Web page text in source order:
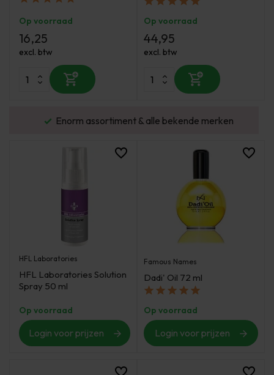
Op voorraad
16,25
excl. btw
Op voorraad
44,95
excl. btw
Enorm assortiment & alle bekende merken
HFL Laboratories
HFL Laboratories Solution
Spray 50 ml
Op voorraad
Login voor prijzen
Famous Names
Dadi' Oil 72 ml
Op voorraad
Login voor prijzen